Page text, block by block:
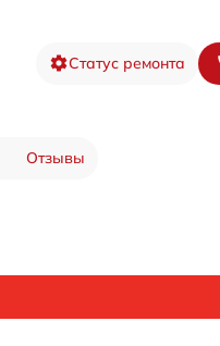
Статус ремонта
Отзывы